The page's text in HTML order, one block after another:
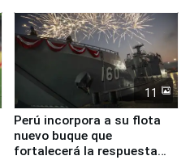
11
Perú incorpora a su flota
nuevo buque que
fortalecerá la respuesta